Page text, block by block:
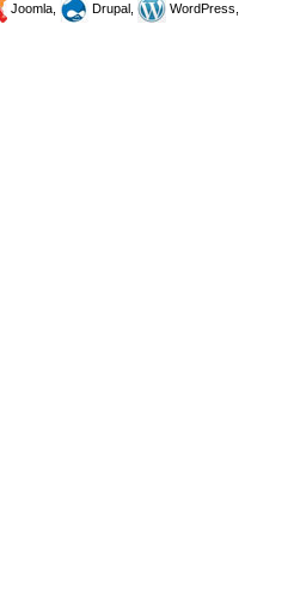
Joomla, Drupal,
WordPress,